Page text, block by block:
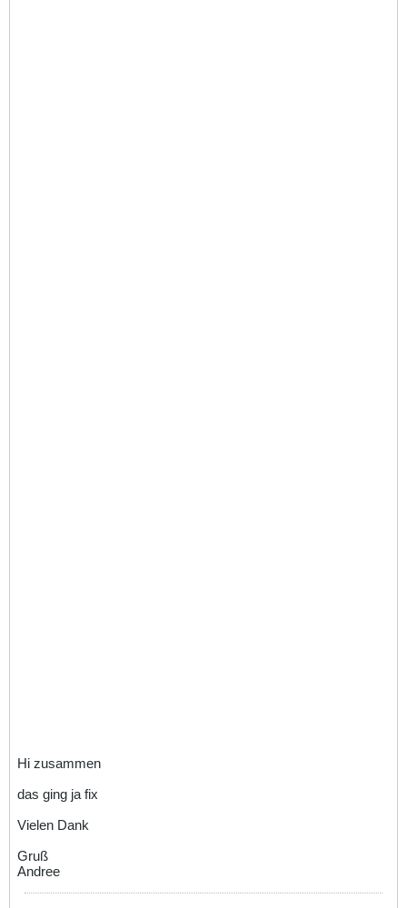
Hi zusammen
das ging ja fix
Vielen Dank
Gruß
Andree